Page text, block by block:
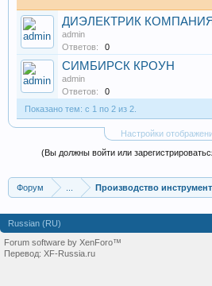
ДИЭЛЕКТРИК КОМПАНИЯ
admin
Ответов:
0
СИМБИРСК КРОУН
admin
Ответов:
0
Показано тем: с 1 по 2 из 2.
Настройки
(Вы должны войти или
Форум Производство
Russian (RU)
Forum software by XenForo™
Перевод: XF-Russia.ru